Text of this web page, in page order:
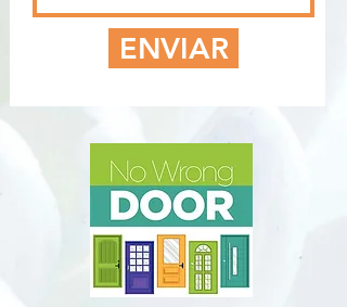
ENVIAR